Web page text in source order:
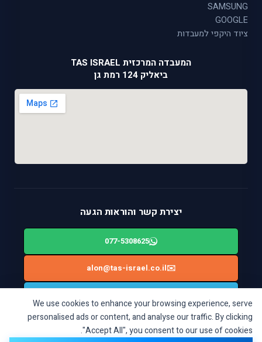
We use cookies to enhance your browsing experience, serve
personalised ads or content, and analyse our traffic. By clicking
"Accept All", you consent to our use of cookies.
SAMSUNG
GOOGLE
ציוד היקפי למעבדות
המעבדה המרכזית TAS ISRAEL
ביאליק 124 רמת גן
יצירת קשר והוראות הגעה
077-5308625
✉️
alon@tas-israel.co.il